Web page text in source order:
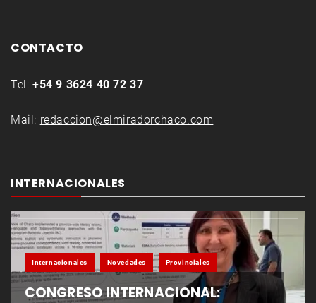
CONTACTO
Tel: +54 9 3624 40 72 37
Mail: redaccion@elmiradorchaco.com
INTERNACIONALES
Internacionales Novedades Provinciales
CONGRESO INTERNACIONAL: